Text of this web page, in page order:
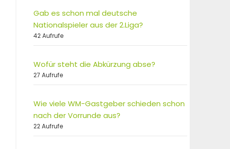
Gab es schon mal deutsche
Nationalspieler aus der 2.Liga?
42 Aufrufe
Wofür steht die Abkürzung abse?
27 Aufrufe
Wie viele WM-Gastgeber schieden schon
nach der Vorrunde aus?
22 Aufrufe